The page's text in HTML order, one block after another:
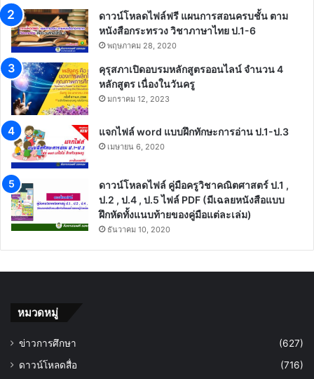
ดาวน์โหลดไฟล์ฟรี แผนการสอนครบชั้น ตาม
หนังสือกระทรวง วิชาภาษาไทย ป.1-6
พฤษภาคม 28, 2020
คุรุสภาเปิดอบรมหลักสูตรออนไลน์ จำนวน 4
หลักสูตร เนื่องในวันครู
มกราคม 12, 2023
แจกไฟล์ word แบบฝึกทักษะการอ่าน ป.1-ป.3
เมษายน 6, 2020
ดาวน์โหลดไฟล์ คู่มือครูวิชาคณิตศาสตร์ ป.1 ,
ป.2 , ป.4 , ป.5 ไฟล์ PDF (มีเฉลยหนังสือแบบ
ฝึกหัดทั้งแนบท้ายของคู่มือแต่ละเล่ม)
ธันวาคม 10, 2020
หมวดหมู่
ข่าวการศึกษา
(627)
ดาวน์โหลดสื่อ
(716)